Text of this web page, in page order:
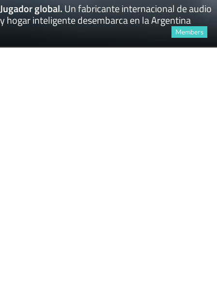
Jugador global.Un fabricante internacional de audio
y hogar inteligente desembarca en la Argentina
Members